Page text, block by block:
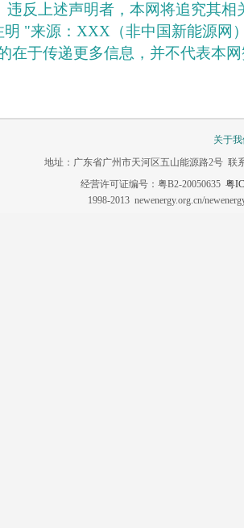
违反上述声明者，本网将追究其相
明 "来源：XXX（非中国新能源网
在于传递更多信息，并不代表本
关于
地址：广东省广州市天河区五山能源路2号 联
经营许可证编号：粤B2-20050635 粤
1998-2013 newenergy.org.cn/